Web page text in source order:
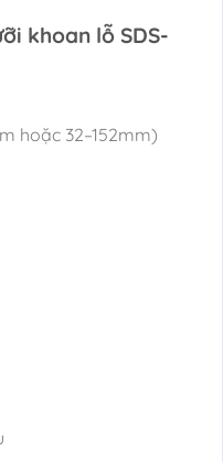
khoan lỗ SDS-
hoặc 32–152mm)